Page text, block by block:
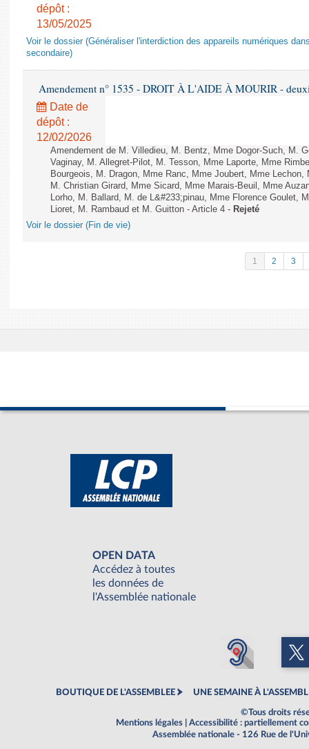
dépôt :
13/05/2025
Voir le dossier (Généraliser l'interdiction des appareils numériques
secondaire)
Amendement n° 1535 - DROIT À L'AIDE À MOURIR -
Date de
dépôt :
12/02/2026
Amendement de M. Villedieu, M. Bentz, Mme Dogor-Such, M.
Vaginay, M. Allegret-Pilot, M. Tesson, Mme Laporte, Mme
Bourgeois, M. Dragon, Mme Ranc, Mme Joubert, Mme
M. Christian Girard, Mme Sicard, Mme Marais-Beuil, Mme
Lorho, M. Ballard, M. de L&#233;pinau, Mme Florence Goulet,
Lioret, M. Rambaud et M. Guitton - Article 4 - Rejeté
Voir le dossier (Fin de vie)
1 2 3
OPEN DATA
Accédez à toutes
les données de
l'Assemblée nationale
BOUTIQUE DE L'ASSEMBLEE UNE SEMAINE À
©Tous droits
Mentions légales
Accessibilité : partiellement
Assemblée nationale - 126 Rue de